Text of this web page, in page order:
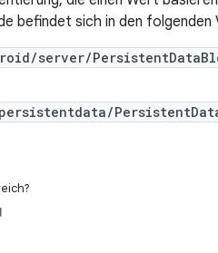
befindet sich in den folgenden
server/